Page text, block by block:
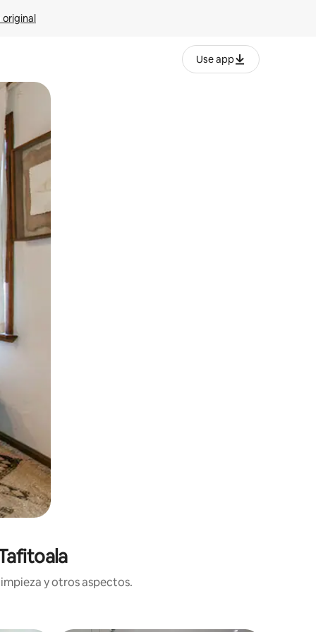
original
Use app
desliza el dedo.
y otros aspectos.